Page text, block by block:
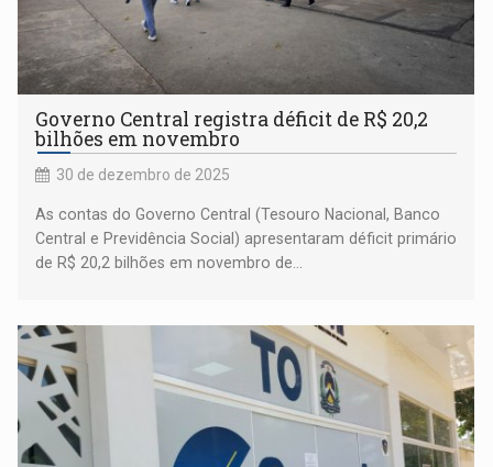
Governo Central registra déficit de R$ 20,2
bilhões em novembro
30 de dezembro de 2025
As contas do Governo Central (Tesouro Nacional, Banco
Central e Previdência Social) apresentaram déficit primário
de R$ 20,2 bilhões em novembro de...